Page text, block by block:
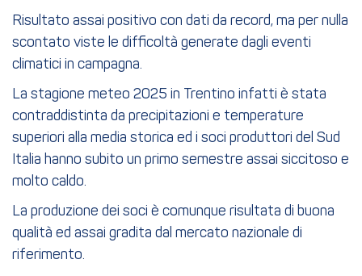
Risultato assai positivo con dati da record, ma per nulla
scontato viste le difficoltà generate dagli eventi
climatici in campagna.
La stagione meteo 2025 in Trentino infatti è stata
contraddistinta da precipitazioni e temperature
superiori alla media storica ed i soci produttori del Sud
Italia hanno subito un primo semestre assai siccitoso e
molto caldo.
La produzione dei soci è comunque risultata di buona
qualità ed assai gradita dal mercato nazionale di
riferimento.